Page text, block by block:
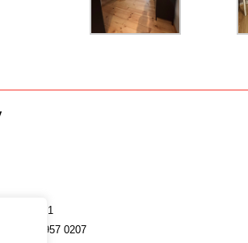
0022 4957 0207